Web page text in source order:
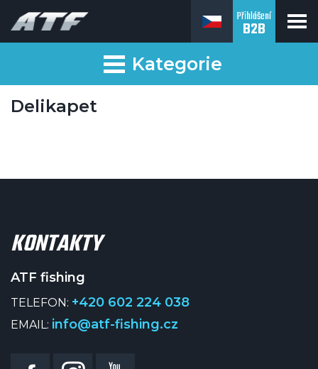
Přihlášení
B2B
Kategorie
Delikapet
KONTAKTY
ATF fishing
TELEFON: +420 602 224 038
EMAIL: info@atf-fishing.cz